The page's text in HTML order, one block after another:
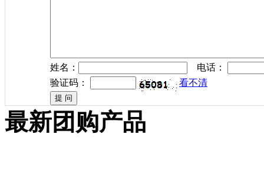
姓名：
电话：
验证码：
看不清
最新团购产品